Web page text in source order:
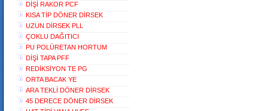
DİŞİ RAKOR PCF
KISA TİP DÖNER DİRSEK
UZUN DİRSEK PLL
ÇOKLU DAĞITICI
PU POLÜRETAN HORTUM
DİŞİ TAPA PFF
REDİKSİYON TE PG
ORTA BACAK YE
ARA TEKLİ DÖNER DİRSEK
45 DERECE DÖNER DİRSEK